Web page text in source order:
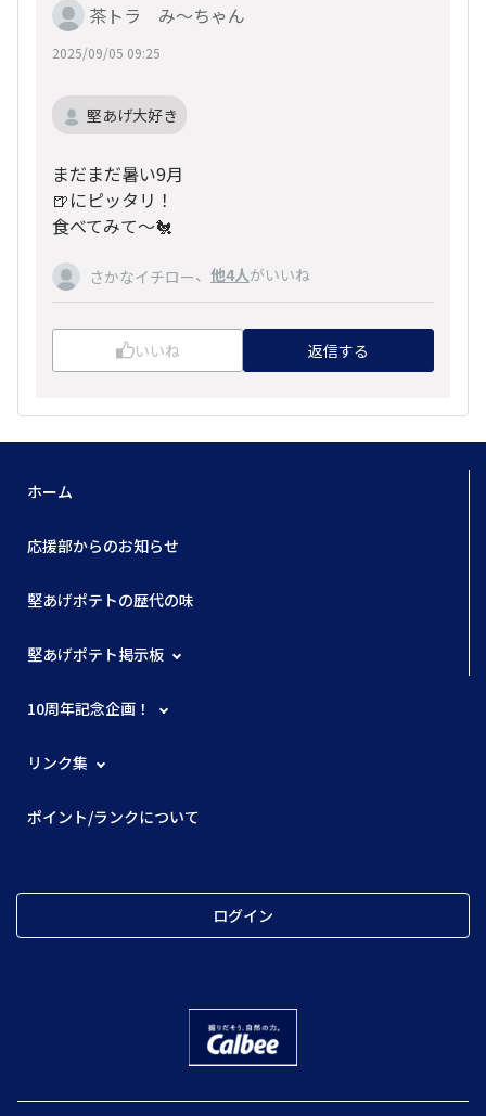
茶トラ み〜ちゃん
2025/09/05 09:25
堅あげ大好き
まだまだ暑い9月
🍺にピッタリ！
食べてみて〜🐔
さかなイチロー、 他4人がいいね
いいね 返信する
ホーム
応援部からのお知らせ
堅あげポテトの歴代の味
堅あげポテト掲示板
10周年記念企画！
リンク集
ポイント/ランクについて
ログイン